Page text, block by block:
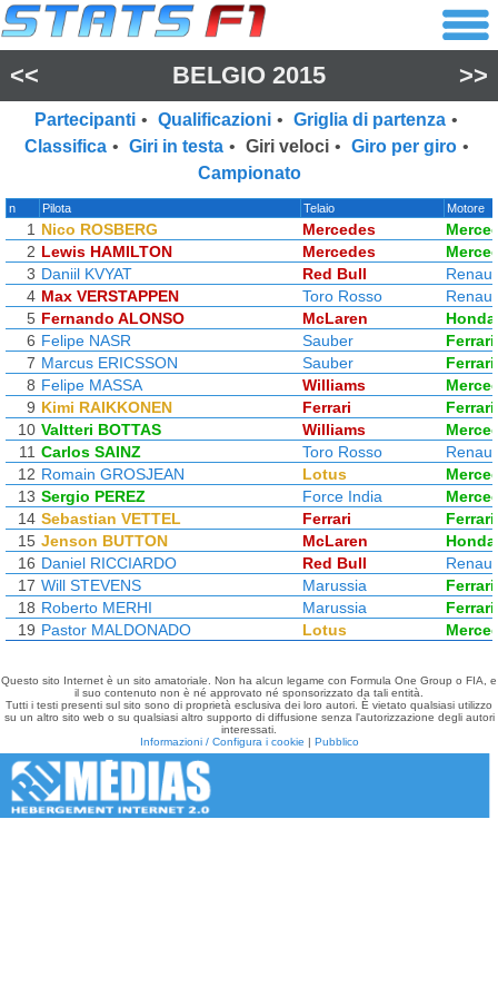
<< BELGIO 2015 >>
Partecipanti • Qualificazioni • Griglia di partenza •
Classifica • Giri in testa • Giri veloci • Giro per giro •
Campionato
n Pilota Telaio Motore
1 Nico ROSBERG Mercedes
2 Lewis HAMILTON Mercedes
3 Daniil KVYAT Red Bull
4 Max VERSTAPPEN Toro Rosso
5 Fernando ALONSO McLaren
Honda
6 Felipe NASR Sauber
Ferrari
7 Marcus ERICSSON Sauber
Ferrari
8 Felipe MASSA Williams
9 Kimi RAIKKONEN Ferrari
Ferrari
10 Valtteri BOTTAS Williams
11 Carlos SAINZ Toro Rosso
12 Romain GROSJEAN Lotus
13 Sergio PEREZ Force India
14 Sebastian VETTEL Ferrari
Ferrari
15 Jenson BUTTON McLaren
Honda
16 Daniel RICCIARDO Red Bull
17 Will STEVENS Marussia
Ferrari
18 Roberto MERHI Marussia
Ferrari
19 Pastor MALDONADO Lotus
Questo sito Internet è un sito amatoriale. Non ha alcun legame con Formula One Group o FIA, e
il suo contenuto non è né approvato né sponsorizzato da tali entità.
Tutti i testi presenti sul sito sono di proprietà esclusiva dei loro autori. È vietato qualsiasi utilizzo
su un altro sito web o su qualsiasi altro supporto di diffusione senza l'autorizzazione degli autori
interessati.
Informazioni / Configura i cookie | Pubblico